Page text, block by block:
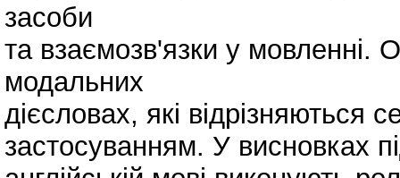
засоби
та взаємозв'язки у мовленні.
модальних
дієсловах, які відрізняються
застосуванням. У висновках